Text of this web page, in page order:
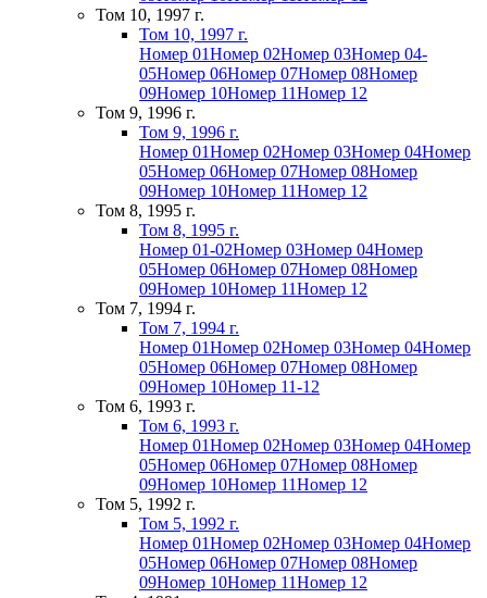
Том 10, 1997 г.
Том 10, 1997 г.
Номер 01Номер 02Номер 03Номер 04-
05Номер 06Номер 07Номер 08Номер
09Номер 10Номер 11Номер 12
Том 9, 1996 г.
Том 9, 1996 г.
Номер 01Номер 02Номер 03Номер 04Номер
05Номер 06Номер 07Номер 08Номер
09Номер 10Номер 11Номер 12
Том 8, 1995 г.
Том 8, 1995 г.
Номер 01-02Номер 03Номер 04Номер
05Номер 06Номер 07Номер 08Номер
09Номер 10Номер 11Номер 12
Том 7, 1994 г.
Том 7, 1994 г.
Номер 01Номер 02Номер 03Номер 04Номер
05Номер 06Номер 07Номер 08Номер
09Номер 10Номер 11-12
Том 6, 1993 г.
Том 6, 1993 г.
Номер 01Номер 02Номер 03Номер 04Номер
05Номер 06Номер 07Номер 08Номер
09Номер 10Номер 11Номер 12
Том 5, 1992 г.
Том 5, 1992 г.
Номер 01Номер 02Номер 03Номер 04Номер
05Номер 06Номер 07Номер 08Номер
09Номер 10Номер 11Номер 12